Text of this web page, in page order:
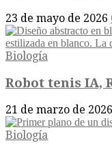
23 de mayo de 2026
Biología
Robot tenis IA,
21 de marzo de 2026
Biología